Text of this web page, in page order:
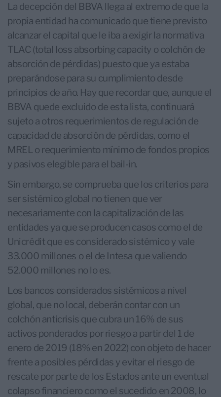
La decepción del BBVA llega al extremo de que la
propia entidad ha comunicado que tiene previsto
alcanzar el capital que le iba a exigir la normativa
TLAC (total loss absorbing capacity o colchón de
absorción de pérdidas) puesto que ya estaba
preparándose para su cumplimiento desde
principios de año. Hay que recordar que, aunque el
BBVA quede excluido de esta lista, continuará
sujeto a otros requerimientos de regulación de
capacidad de absorción de pérdidas, como el
MREL o requerimiento mínimo de fondos propios
y pasivos elegible para el bail-in.
Sin embargo, se comprueba que los criterios para
ser sistémico global no tienen que ver
necesariamente con la capitalización de las
entidades ya que se producen casos como el de
Unicrédit que es considerado sistémico y vale
33.000 millones o el de Intesa que valiendo
52.000 millones no lo es.
Los bancos considerados sistémicos a nivel
global, que no local, deberán contar con un
colchón anticrisis que cubra un 16% de sus
activos ponderados por riesgo a partir del 1 de
enero de 2019 (18% en 2022) con objeto de hacer
frente a posibles pérdidas y evitar el riesgo de
rescate por parte de los Estados ante un eventual
colapso financiero como el sucedido en 2008, lo